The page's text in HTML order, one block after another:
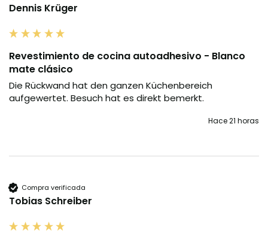
Dennis Krüger
Revestimiento de cocina autoadhesivo - Blanco
mate clásico
Die Rückwand hat den ganzen Küchenbereich
aufgewertet. Besuch hat es direkt bemerkt.
Hace 21 horas
Compra verificada
Tobias Schreiber